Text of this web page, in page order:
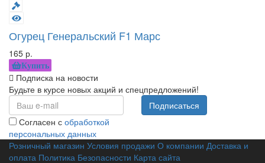
Огурец Генеральский F1 Марс
165 р.
Купить
Подписка на новости
Будьте в курсе новых акций и спецпредложений!
Согласен с обработкой
персональных данных
Подписаться
Розничный магазин Условия продажи О компании Доставка и
оплата Политика Безопасности Карта сайта